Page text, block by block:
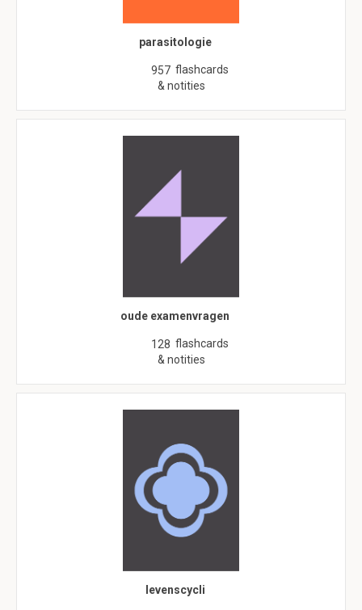
parasitologie
957 flashcards
& notities
oude examenvragen
128 flashcards
& notities
levenscycli